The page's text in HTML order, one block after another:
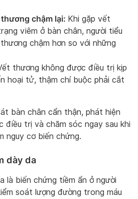
chậm lại: Khi gặp vết
viêm ở bàn chân, người tiểu
chậm hơn so với những
thương không được điều trị kịp
hoại tử, thậm chí buộc phải cắt
bàn chân cẩn thận, phát hiện
điều trị và chăm sóc ngay sau khi
nguy cơ biến chứng.
dày da
là biến chứng tiềm ẩn ở người
soát lượng đường trong máu